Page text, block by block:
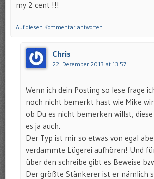
my 2 cent !!!
Auf diesen Kommentar antworten
Chris
22. Dezember 2013 at 13:57
Wenn ich dein Posting so lese frage
noch nicht bemerkt hast wie Mike
ob Du es nicht bemerken willst,
es ja auch.
Der Typ ist mir so etwas von egal
verdammte Lügerei aufhören! Und
über den schreibe gibt es Beweise
Der größte Stänkerer ist er nämlich